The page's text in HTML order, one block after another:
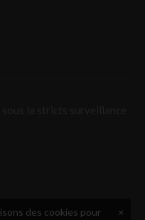
×
des cookies pour